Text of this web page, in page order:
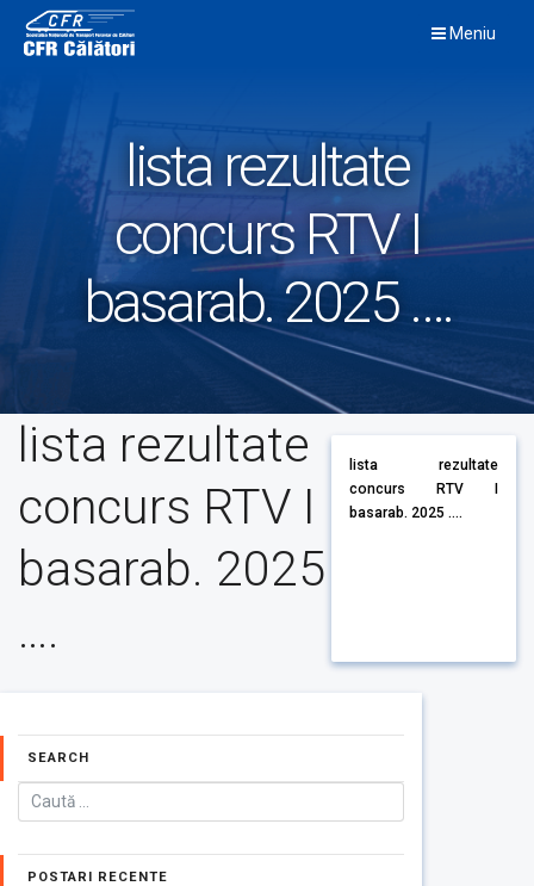
content
Meniu
lista rezultate
concurs RTV I
basarab. 2025 ….
lista rezultate
concurs RTV I
basarab. 2025
….
lista rezultate
concurs RTV I
basarab. 2025 ....
SEARCH
POSTARI RECENTE